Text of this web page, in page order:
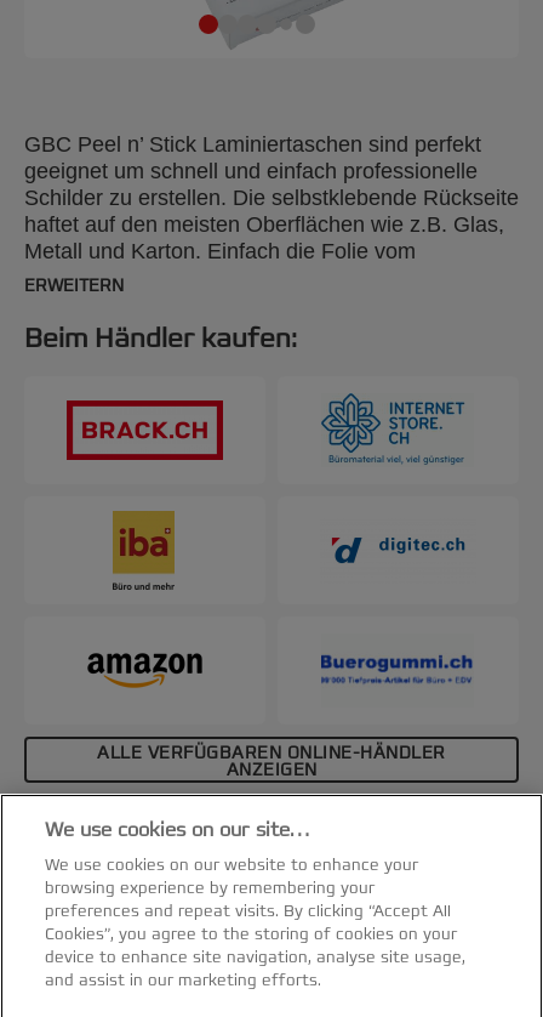
GBC Peel n’ Stick Laminiertaschen sind perfekt
geeignet um schnell und einfach professionelle
Schilder zu erstellen. Die selbstklebende Rückseite
haftet auf den meisten Oberflächen wie z.B. Glas,
Metall und Karton. Einfach die Folie vom
Trägerpapier abziehen, aufkleben und fertig. 125
ERWEITERN
Beim Händler kaufen:
ALLE VERFÜGBAREN ONLINE-HÄNDLER
ANZEIGEN
Spezifikationen & Merkmale
We use cookies on our site…
We use cookies on our website to enhance your
browsing experience by remembering your
preferences and repeat visits. By clicking “Accept All
Cookies”, you agree to the storing of cookies on your
device to enhance site navigation, analyse site usage,
and assist in our marketing efforts.